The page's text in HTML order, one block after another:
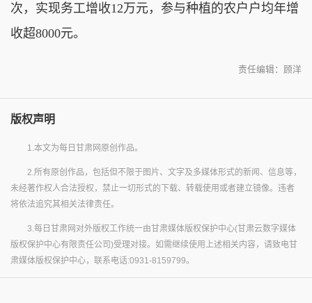
次，实现务工增收12万元，参与种植的农户户均年增
收超8000元。
责任编辑：顾洋
版权声明
1.本文为每日甘肃网原创作品。
2.所有原创作品，包括但不限于图片、文字及多媒体形式的新闻、信息等，
未经著作权人合法授权，禁止一切形式的下载、转载使用或者建立镜像。违者
将依法追究其相关法律责任。
3.每日甘肃网对外版权工作统一由甘肃媒体版权保护中心(甘肃云数字媒体
版权保护中心有限责任公司)受理对接。如需继续使用上述相关内容，请致电甘
肃媒体版权保护中心，联系电话:0931-8159799。